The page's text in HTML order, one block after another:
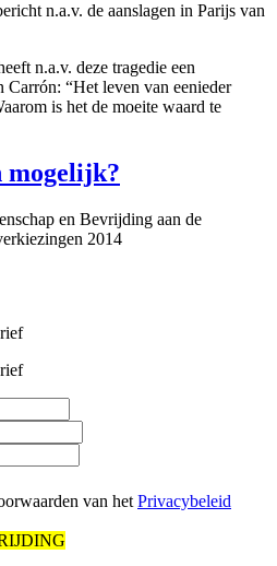
n.a.v. de aanslagen in Parijs van
n.a.v. deze tragedie een
Carrón: “Het leven van eenieder
is het de moeite waard te
mogelijk?
en Bevrijding aan de
2014
van het Privacybeleid